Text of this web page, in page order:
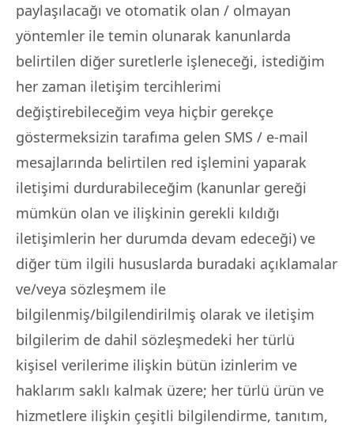
paylaşılacağı ve otomatik olan / olmayan
yöntemler ile temin olunarak kanunlarda
belirtilen diğer suretlerle işleneceği, istediğim
her zaman iletişim tercihlerimi
değiştirebileceğim veya hiçbir gerekçe
göstermeksizin tarafıma gelen SMS / e-mail
mesajlarında belirtilen red işlemini yaparak
iletişimi durdurabileceğim (kanunlar gereği
mümkün olan ve ilişkinin gerekli kıldığı
iletişimlerin her durumda devam edeceği) ve
diğer tüm ilgili hususlarda buradaki açıklamalar
ve/veya sözleşmem ile
bilgilenmiş/bilgilendirilmiş olarak ve iletişim
bilgilerim de dahil sözleşmedeki her türlü
kişisel verilerime ilişkin bütün izinlerim ve
haklarım saklı kalmak üzere; her türlü ürün ve
hizmetlere ilişkin çeşitli bilgilendirme, tanıtım,